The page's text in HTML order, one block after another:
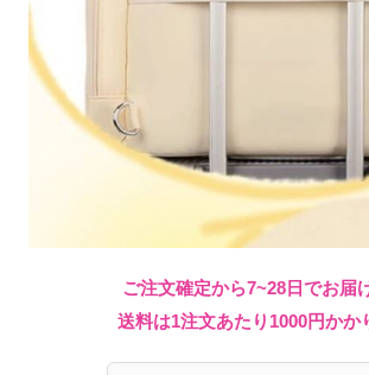
ご注文確定から7~28日でお届
送料は1注文あたり 1000円かか